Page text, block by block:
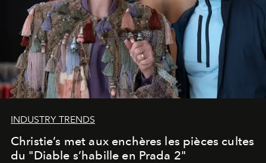
INDUSTRY TRENDS
Christie’s met aux enchères les pièces cultes
du "Diable s’habille en Prada 2"